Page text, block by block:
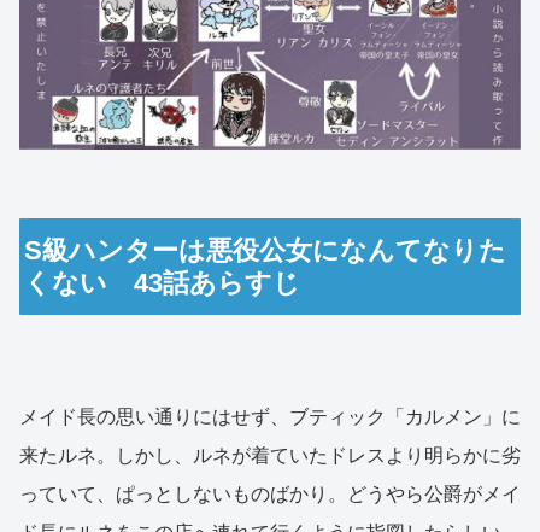
S級ハンターは悪役公女になんてなりた
くない 43話あらすじ
メイド長の思い通りにはせず、ブティック「カルメン」に
来たルネ。しかし、ルネが着ていたドレスより明らかに劣
っていて、ぱっとしないものばかり。どうやら公爵がメイ